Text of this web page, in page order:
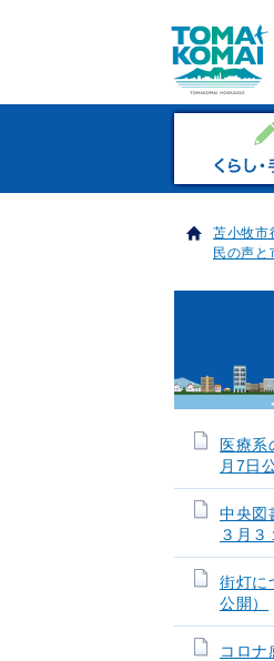
苫小牧市
民の声と
医療
月7日
中央図
３月３
街灯に
公開）
コロナ